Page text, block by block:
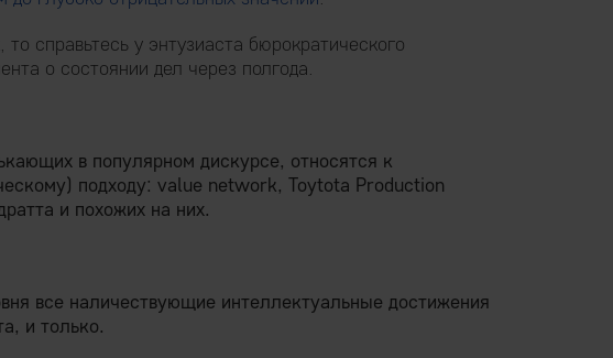
то справьтесь у энтузиаста бюрократического
о состоянии дел через полгода.
в популярном дискурсе, относятся к
подходу: value network, Toytota Production
и похожих на них.
все наличествующие интеллектуальные достижения
и только.